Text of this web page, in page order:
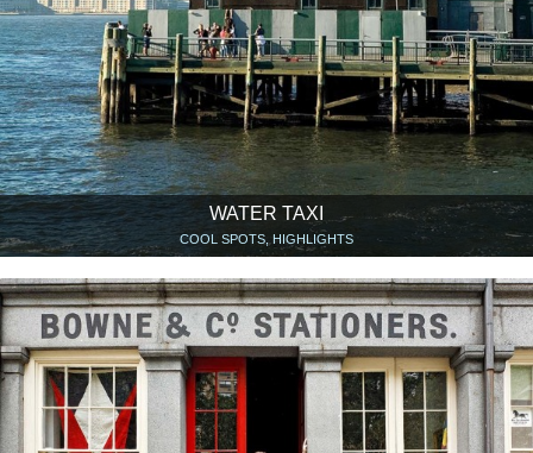
WATER TAXI
COOL SPOTS, HIGHLIGHTS